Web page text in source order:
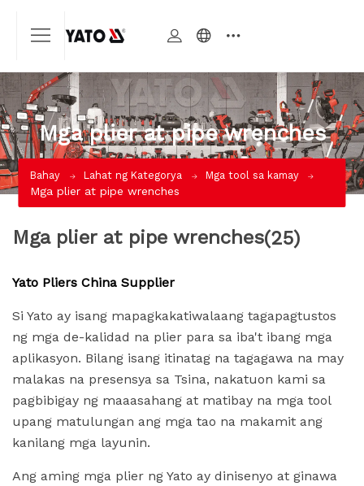
Mga plier at pipe wrenches
Bahay Lahat ng Kategorya Mga tool sa kamay
Mga plier at pipe wrenches
Mga plier at pipe wrenches(25)
Yato Pliers China Supplier
Si Yato ay isang mapagkakatiwalaang tagapagtustos
ng mga de-kalidad na plier para sa iba't ibang mga
aplikasyon. Bilang isang itinatag na tagagawa na may
malakas na presensya sa Tsina, nakatuon kami sa
pagbibigay ng maaasahang at matibay na mga tool
upang matulungan ang mga tao na makamit ang
kanilang mga layunin.
Ang aming mga plier ng Yato ay dinisenyo at ginawa